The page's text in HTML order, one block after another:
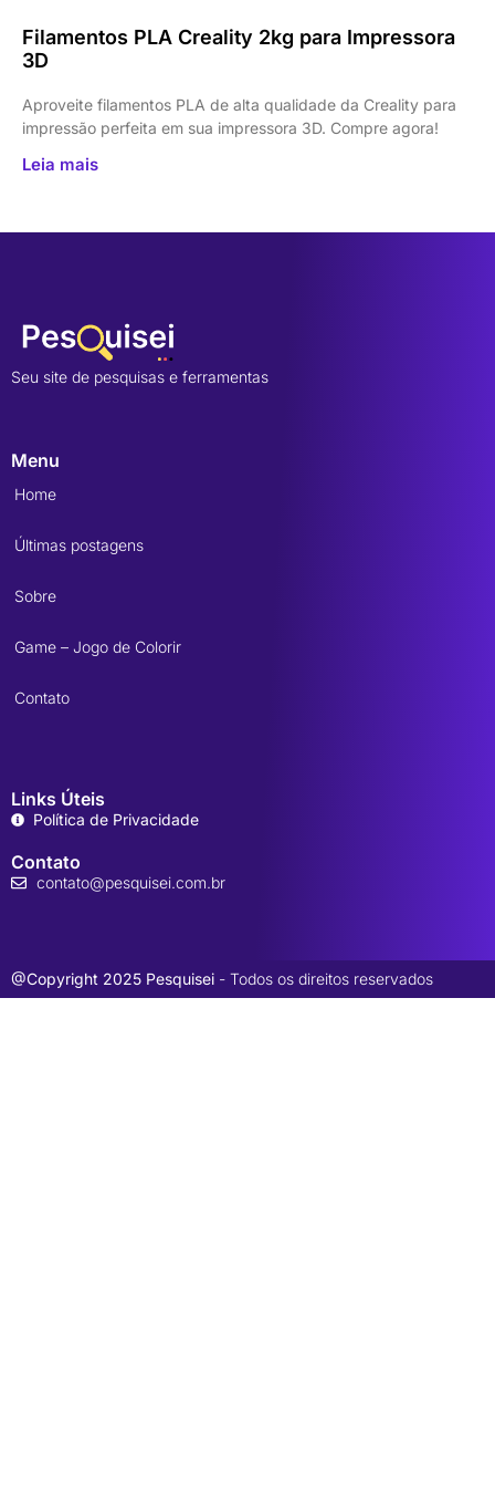
Filamentos PLA Creality 2kg para Impressora
3D
Aproveite filamentos PLA de alta qualidade da Creality para
impressão perfeita em sua impressora 3D. Compre agora!
Leia mais
Seu site de pesquisas e ferramentas
Menu
Home
Últimas postagens
Sobre
Game – Jogo de Colorir
Contato
Links Úteis
Política de Privacidade
Contato
contato@pesquisei.com.br
@Copyright 2025 Pesquisei - Todos os direitos reservados